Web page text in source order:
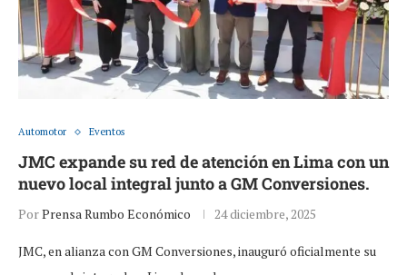
Automotor Eventos
JMC expande su red de atención en Lima con un
nuevo local integral junto a GM Conversiones.
PorPrensa Rumbo Económico 24 diciembre, 2025
JMC, en alianza con GM Conversiones, inauguró oficialmente su